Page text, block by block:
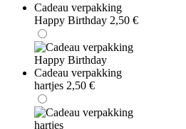
Cadeau verpakking
Happy Birthday 2,50 €
Cadeau verpakking
hartjes 2,50 €